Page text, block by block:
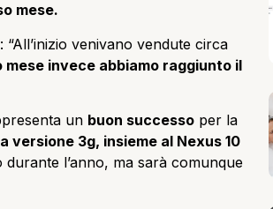
mese.
“All’inizio venivano vendute circa
invece abbiamo raggiunto il
un buon successo per la
versione 3g, insieme al Nexus 10
l’anno, ma sarà comunque